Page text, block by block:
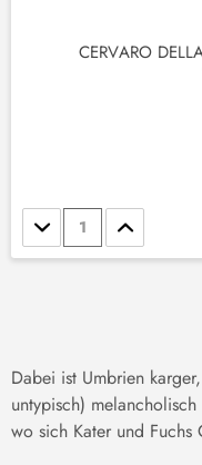
CERVARO
Stückzahl
Dabei ist Umbrien
untypisch)
wo sich Kater und Fuchs